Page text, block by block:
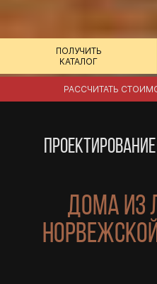
ПОЛУЧИТЬ
КАТАЛОГ
РАССЧИТАТЬ
ДОМА ИЗ